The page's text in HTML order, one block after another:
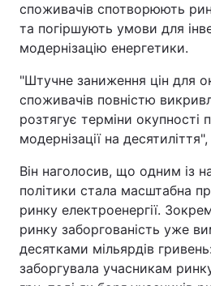
споживачів спотворюють
та погіршують умови для
модернізацію енергетики.
"Штучне заниження цін для
споживачів повністю
розтягує терміни окупності
модернізації на
Він наголосив, що одним із
політики стала масштабна
ринку електроенергії.
ринку заборгованість уже
десятками мільярдів
заборгувала учасникам